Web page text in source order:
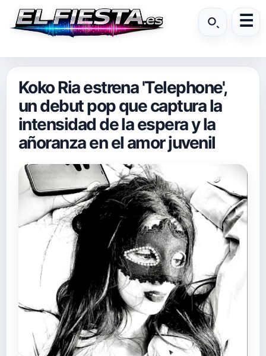
Koko Ria estrena 'Telephone',
un debut pop que captura la
intensidad de la espera y la
añoranza en el amor juvenil